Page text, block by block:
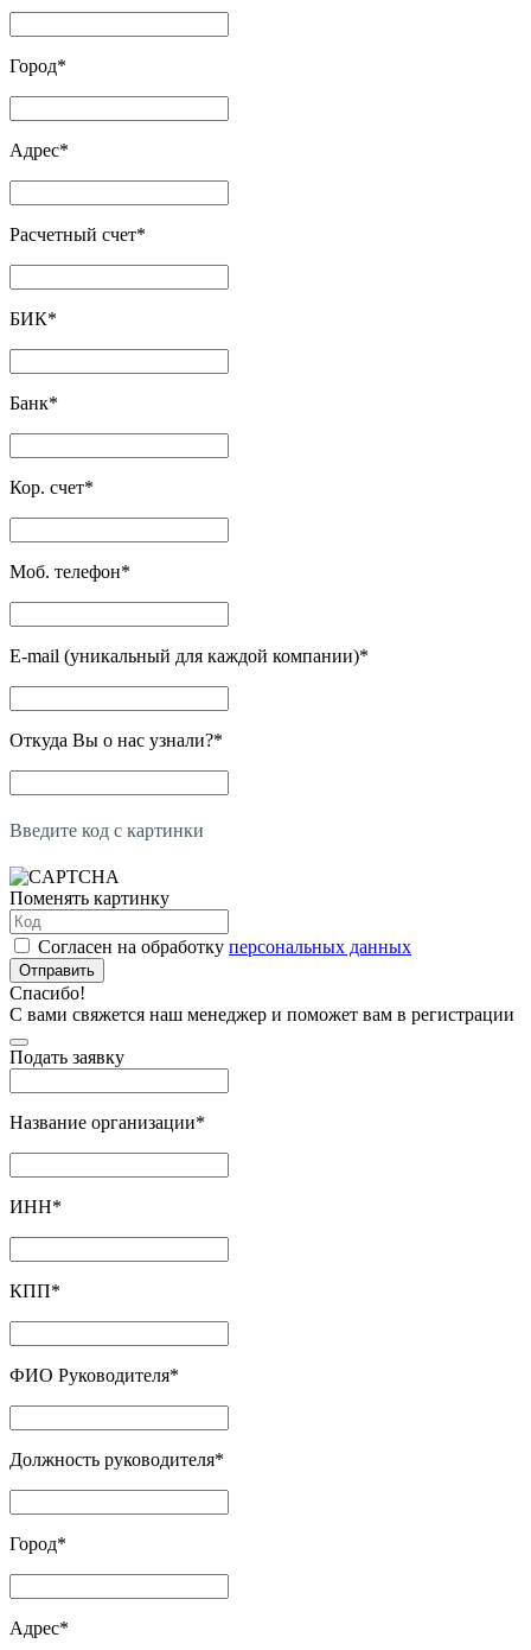
Город*
Адрес*
Расчетный счет*
БИК*
Банк*
Кор. счет*
Моб. телефон*
E-mail (уникальный для каждой компании)*
Откуда Вы о нас узнали?*
Введите код с картинки
Поменять картинку
Согласен на обработку персональных данных
Отправить
Спасибо!
С вами свяжется наш менеджер и поможет вам в регистрации
Подать заявку
Название организации*
ИНН*
КПП*
ФИО Руководителя*
Должность руководителя*
Город*
Адрес*